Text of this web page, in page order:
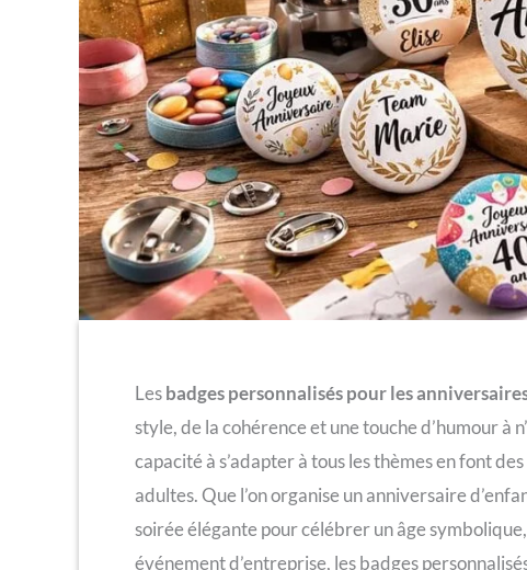
Lesbadges personnalisés pour les
style, de la cohérence et une touche d’humour
capacité à s’adapter à tous les thèmes en font
adultes. Que l’on organise un anniversaire
soirée élégante pour célébrer un âge
événement d’entreprise, les badges